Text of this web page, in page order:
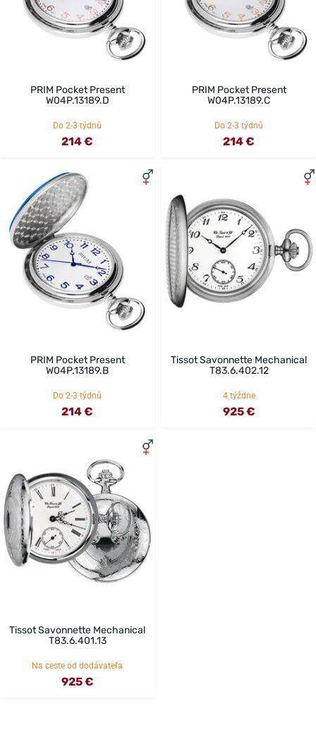
PRIM Pocket Present
W04P.13189.D
Do 2-3 týdnů
214 €
PRIM Pocket Present
W04P.13189.C
Do 2-3 týdnů
214 €
PRIM Pocket Present
W04P.13189.B
Do 2-3 týdnů
214 €
Tissot Savonnette Mechanical
T83.6.402.12
4 týždne
925 €
Tissot Savonnette Mechanical
T83.6.401.13
Na ceste od dodávateľa
925 €